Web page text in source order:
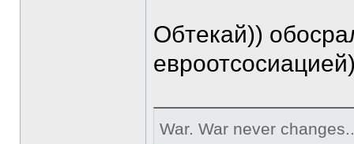
Обтекай))
War. War never